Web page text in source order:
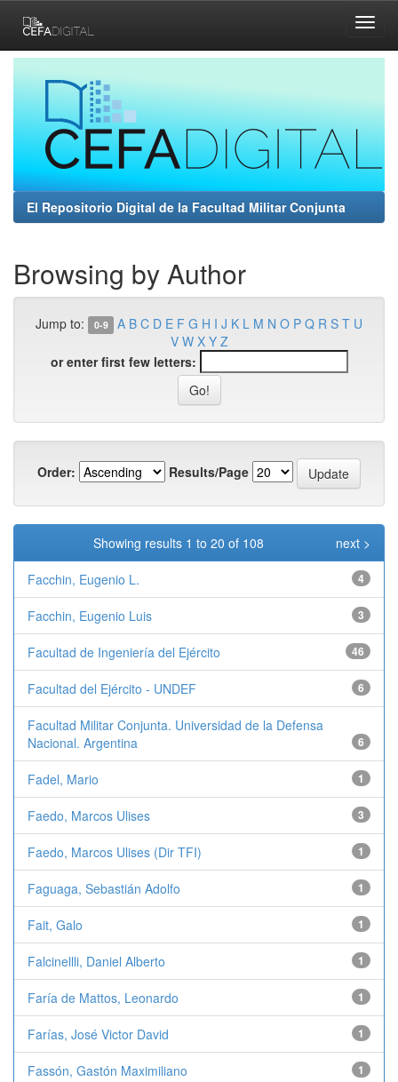
navigation
El Repositorio Digital de la Facultad Militar Conjunta
Browsing by Author
Jump to: 0-9 A B C D E F G H I J K L M N O P Q R S T U
V W X Y Z
or enter first few letters:
Order: Results/Page
Showing results 1 to 20 of 108 next >
Facchin, Eugenio L. 4
Facchin, Eugenio Luis 3
Facultad de Ingeniería del Ejército 46
Facultad del Ejército - UNDEF 6
Facultad Militar Conjunta. Universidad de la Defensa
Nacional. Argentina
6
Fadel, Mario 1
Faedo, Marcos Ulises 3
Faedo, Marcos Ulises (Dir TFI) 1
Faguaga, Sebastián Adolfo 1
Fait, Galo 1
Falcinellli, Daniel Alberto 1
Faría de Mattos, Leonardo 1
Farías, José Victor David 1
Fassón, Gastón Maximiliano 1